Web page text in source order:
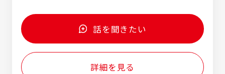
作業は協力会社の職人が担当するので、スケ
ジュールや安全面の管理が中心となります。
工事期間は1日で終わる小さなものから数か
月～1年程かかる大きなものまであります。
全国各地の工場地帯のある地域に出張して管
理を行います。
※豊田工場での採用は機械製造工（自社製品
の溶接・加工・組立及び出張修理）となりま
す。 ■鹿嶋事業所／茨城県鹿嶋市国末1520-
1 ■南九州事業所／鹿児島県志布志市志布志
町安楽2759-8 ■豊田工場／愛知県豊田市駒
新町大坂79
話を聞きたい
詳細を見る